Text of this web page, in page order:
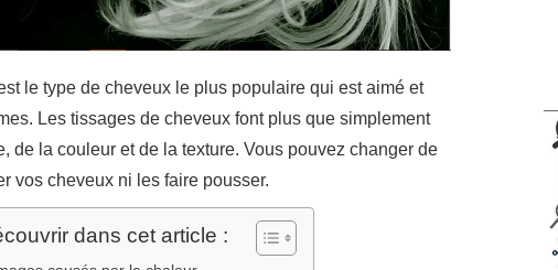
le type de cheveux le plus populaire qui est aimé et
Les tissages de cheveux font plus que simplement
de la couleur et de la texture. Vous pouvez changer de
vos cheveux ni les faire pousser.
dans cet article :